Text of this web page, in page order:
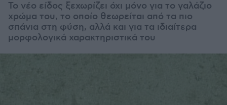
Το νέο είδος ξεχωρίζει όχι μόνο για το γαλάζιο
χρώμα του, το οποίο θεωρείται από τα πιο
σπάνια στη φύση, αλλά και για τα ιδιαίτερα
μορφολογικά χαρακτηριστικά του